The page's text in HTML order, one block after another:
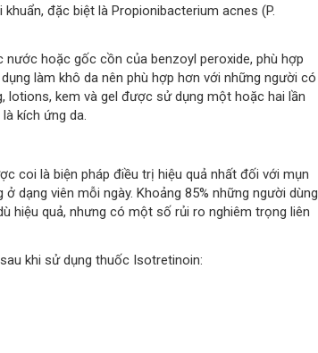
đặc biệt là Propionibacterium acnes (P.
hoặc gốc cồn của benzoyl peroxide, phù hợp
làm khô da nên phù hợp hơn với những người có
lotions, kem và gel được sử dụng một hoặc hai lần
kích ứng da.
coi là biện pháp điều trị hiệu quả nhất đối với mụn
dạng viên mỗi ngày. Khoảng 85% những người dùng
hiệu quả, nhưng có một số rủi ro nghiêm trọng liên
khi sử dụng thuốc Isotretinoin: